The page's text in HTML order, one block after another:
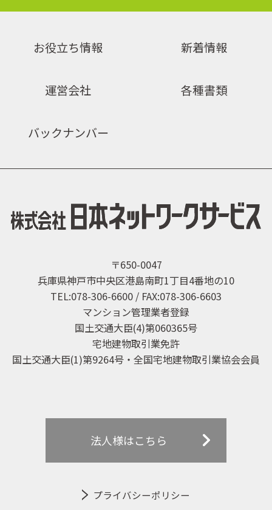
お役立ち情報 新着情報
運営会社 各種書類
バックナンバー
〒650-0047
兵庫県神戸市中央区港島南町1丁目4番地の10
TEL:078-306-6600 / FAX:078-306-6603
マンション管理業者登録
国土交通大臣(4)第060365号
宅地建物取引業免許
国土交通大臣(1)第9264号・全国宅地建物取引業協会会員
法人様はこちら
プライバシーポリシー